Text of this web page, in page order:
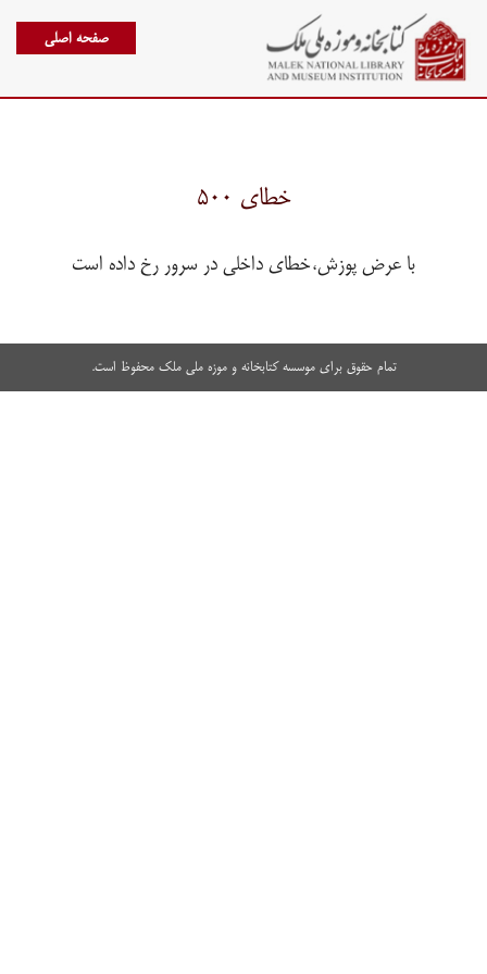
صفحه اصلی
خطای ۵۰۰
با عرض پوزش،خطای داخلی در سرور رخ داده است
تمام حقوق برای موسسه کتابخانه و موزه ملی ملک محفوظ است.